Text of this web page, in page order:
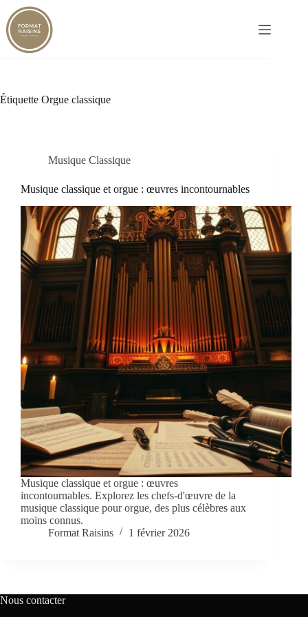
Passer
au
contenu
Étiquette Orgue classique
Musique Classique
Musique classique et orgue : œuvres incontournables
Musique classique et orgue : œuvres
incontournables. Explorez les chefs-d'œuvre de la
musique classique pour orgue, des plus célèbres aux
moins connus.
Format Raisins
1 février 2026
Nous contacter